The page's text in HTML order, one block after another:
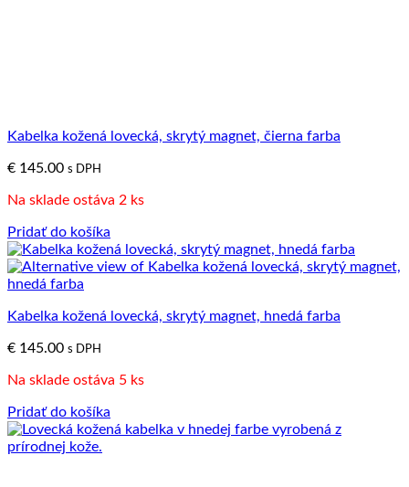
Kabelka kožená lovecká, skrytý magnet, čierna farba
€ 145.00 s DPH
Na sklade ostáva 2 ks
Pridať do košíka
Kabelka kožená lovecká, skrytý magnet, hnedá farba
€ 145.00 s DPH
Na sklade ostáva 5 ks
Pridať do košíka